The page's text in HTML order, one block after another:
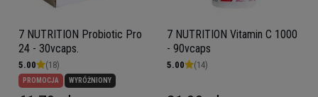
7 NUTRITION Probiotic Pro
24 - 30vcaps.
5.00 (18)
PROMOCJA WYRÓŻNIONY
7 NUTRITION Vitamin C 1000
- 90vcaps
5.00 (14)